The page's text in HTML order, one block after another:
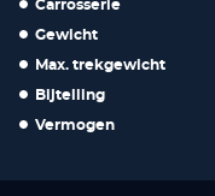
Carrosserie
Gewicht
Max. trekgewicht
Bijtelling
Vermogen